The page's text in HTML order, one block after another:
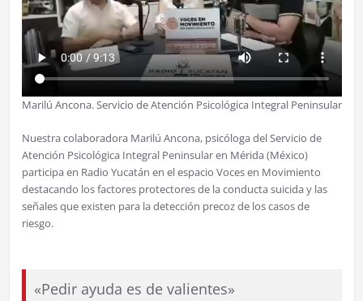
Marilú Ancona. Servicio de Atención Psicológica Integral Peninsular
Nuestra colaboradora Marilú Ancona, psicóloga del Servicio de
Atención Psicológica Integral Peninsular en Mérida (México)
participa en Radio Yucatán en el espacio Voces en Movimiento
destacando los factores protectores de la conducta suicida y las
señales que existen para la detección precoz de los casos de
riesgo.
«Pedir ayuda es de valientes»